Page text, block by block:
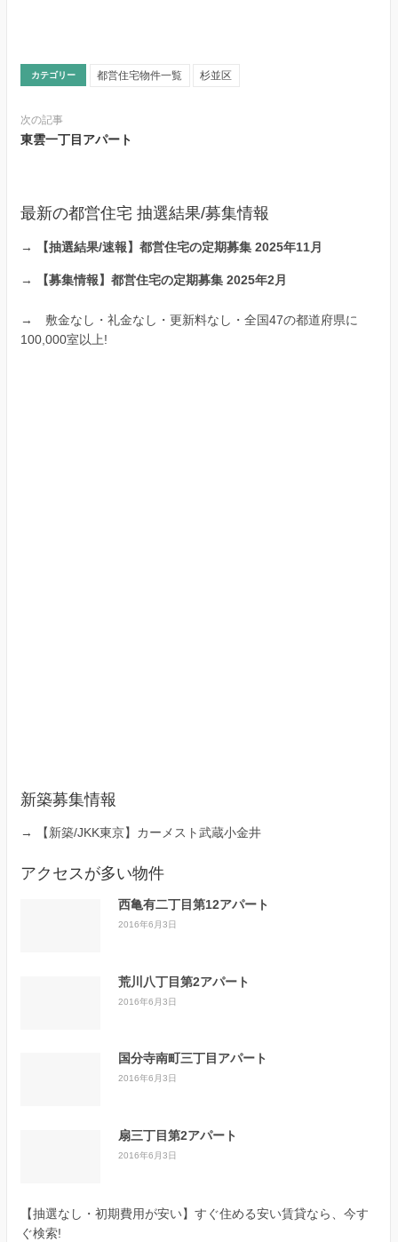
カテゴリー 都営住宅物件一覧 杉並区
次の記事
東雲一丁目アパート
最新の都営住宅 抽選結果/募集情報
→ 【抽選結果/速報】都営住宅の定期募集 2025年11月
→ 【募集情報】都営住宅の定期募集 2025年2月
→ 敷金なし・礼金なし・更新料なし・全国47の都道府県に
100,000室以上!
新築募集情報
→ 【新築/JKK東京】カーメスト武蔵小金井
アクセスが多い物件
西亀有二丁目第12アパート
2016年6月3日
荒川八丁目第2アパート
2016年6月3日
国分寺南町三丁目アパート
2016年6月3日
扇三丁目第2アパート
2016年6月3日
【抽選なし・初期費用が安い】すぐ住める安い賃貸なら、今す
ぐ検索!